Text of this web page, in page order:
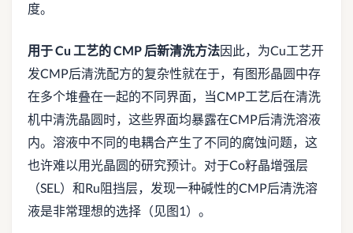
度。
用于Cu 工艺的CMP 后新清洗方法因此，为Cu工艺开
发CMP后清洗配方的复杂性就在于，有图形晶圆中存
在多个堆叠在一起的不同界面，当CMP工艺后在清洗
机中清洗晶圆时，这些界面均暴露在CMP后清洗溶液
内。溶液中不同的电耦合产生了不同的腐蚀问题，这
也许难以用光晶圆的研究预计。对于Co籽晶增强层
（SEL）和Ru阻挡层，发现一种碱性的CMP后清洗溶
液是非常理想的选择（见图1）。